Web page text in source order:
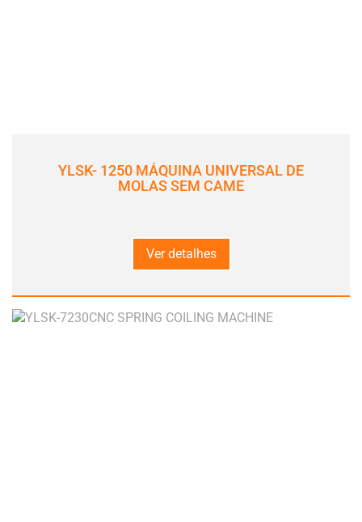
YLSK- 1250 MÁQUINA UNIVERSAL DE
MOLAS SEM CAME
Ver detalhes